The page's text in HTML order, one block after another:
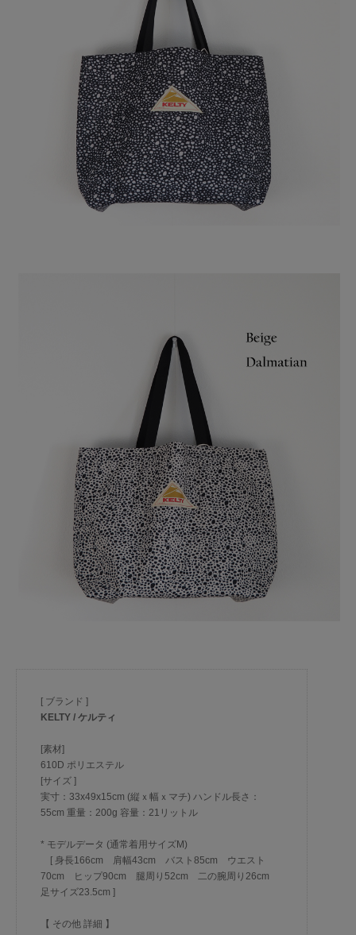
[ ブランド ]
KELTY / ケルティ
[素材]
610D ポリエステル
[サイズ ]
実寸：33x49x15cm (縦ｘ幅ｘマチ) ハンドル長さ：
55cm 重量：200g 容量：21リットル
* モデルデータ (通常着用サイズM)
[ 身長166cm 肩幅43cm バスト85cm ウエスト
70cm ヒップ90cm 腿周り52cm 二の腕周り26cm
足サイズ23.5cm ]
【 その他 詳細 】